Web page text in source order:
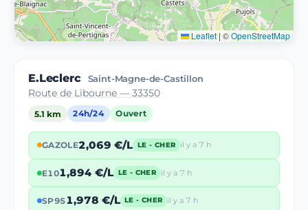
Leaflet | ©OpenStreetMap
E.Leclerc Saint-Magne-de-Castillon
Route de Libourne — 33350
5.1 km 24h/24 Ouvert
GAZOLE2,069 €/L LE - CHER il y a 7 h
E101,894 €/L LE - CHER il y a 7 h
SP951,978 €/L LE - CHER il y a 7 h